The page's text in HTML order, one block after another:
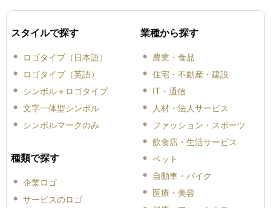
スタイルで探す
ロゴタイプ（日本語）
ロゴタイプ（英語）
シンボル＋ロゴタイプ
文字一体型シンボル
シンボルマークのみ
種類で探す
企業ロゴ
サービスのロゴ
業種から探す
農業・食品
住宅・不動産・建設
IT・通信
人材・法人サービス
ファッション・スポーツ
飲食店・生活サービス
ペット
自動車・バイク
医療・美容